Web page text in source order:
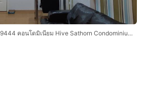
ให้เช่าโดยเจ้าของ 0818149444 คอนโดมิเนียม Hive Sathorn Condominium - 0 เมตร ติด BTS สถานีกรุงธนบุรี